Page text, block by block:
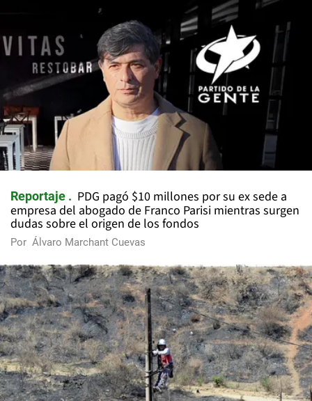
Reportaje
PDG pagó $10 millones por su ex sede a
empresa del abogado de Franco Parisi mientras surgen
dudas sobre el origen de los fondos
Por Álvaro Marchant Cuevas